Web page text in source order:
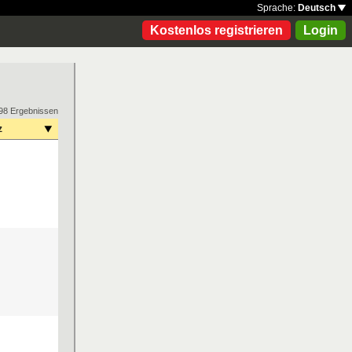
Sprache: Deutsch
Kostenlos registrieren Login
Ergebnissen